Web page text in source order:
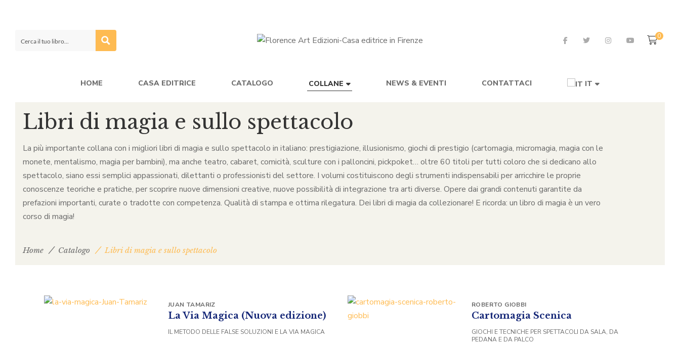
0
HOME CASA EDITRICE CATALOGO COLLANE NEWS & EVENTI CONTATTACI IT
Libri di magia e sullo spettacolo
La più importante collana con i migliori libri di magia e sullo spettacolo in italiano: prestigiazione, illusionismo, giochi di prestigio (cartomagia, micromagia, magia con le
monete, mentalismo, magia per bambini), ma anche teatro, cabaret, comicità, sculture con i palloncini, pickpoket… oltre 60 titoli per tutti coloro che si dedicano allo
spettacolo, siano essi semplici appassionati, dilettanti o professionisti del settore. I volumi costituiscono degli strumenti indispensabili per arricchire le proprie
conoscenze teoriche e pratiche, per scoprire nuove dimensioni creative, nuove possibilità di integrazione tra arti diverse. Opere dai grandi contenuti garantite da
prefazioni importanti, curate o tradotte con competenza. Qualità di stampa e ottima rilegatura. Dei libri di magia da collezionare! E ricorda: un libro di magia è un vero
corso di magia!
Home Catalogo Libri di magia e sullo spettacolo
La Via Magica (Nuova edizione)
JUAN TAMARIZ
IL METODO DELLE FALSE SOLUZIONI E LA VIA MAGICA
Cartomagia Scenica
ROBERTO GIOBBI
GIOCHI E TECNICHE PER SPETTACOLI DA SALA, DA
PEDANA E DA PALCO